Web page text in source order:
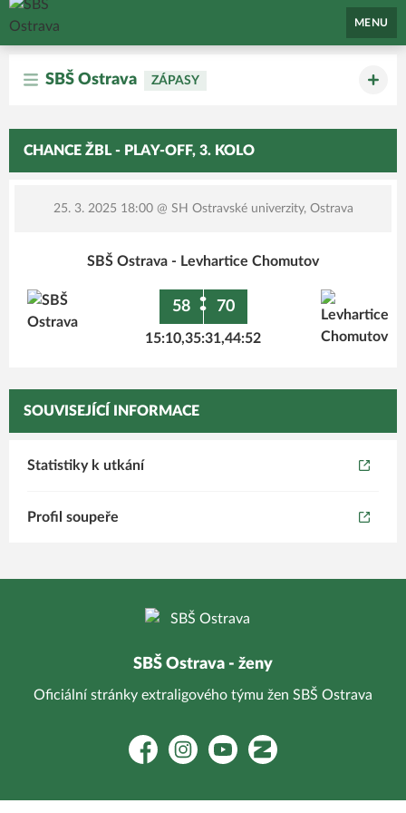
SBŠ Ostrava
MENU
SBŠ Ostrava ZÁPASY
CHANCE ŽBL - PLAY-OFF, 3. KOLO
25. 3. 2025 18:00@ SH Ostravské univerzity, Ostrava
SBŠ Ostrava - Levhartice Chomutov
58 : 70
15:10,35:31,44:52
SOUVISEJÍCÍ INFORMACE
Statistiky k utkání
Profil soupeře
SBŠ Ostrava - ženy
Oficiální stránky extraligového týmu žen SBŠ Ostrava
FacebookInstagramYouTubeZonerama